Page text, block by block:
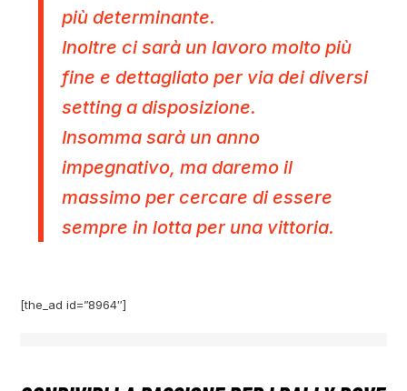
più determinante.
Inoltre ci sarà un lavoro molto più
fine e dettagliato per via dei diversi
setting a disposizione.
Insomma sarà un anno
impegnativo, ma daremo il
massimo per cercare di essere
sempre in lotta per una vittoria.
[the_ad id=”8964″]